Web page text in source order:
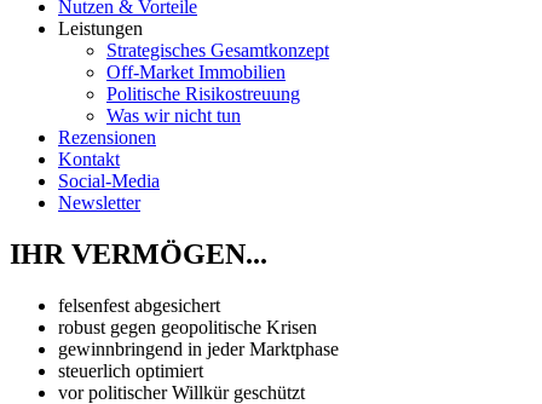
Nutzen & Vorteile
Leistungen
Strategisches Gesamtkonzept
Off-Market Immobilien
Politische Risikostreuung
Was wir nicht tun
Rezensionen
Kontakt
Social-Media
Newsletter
IHR VERMÖGEN...
felsenfest abgesichert
robust gegen geopolitische Krisen
gewinnbringend in jeder Marktphase
steuerlich optimiert
vor politischer Willkür geschützt